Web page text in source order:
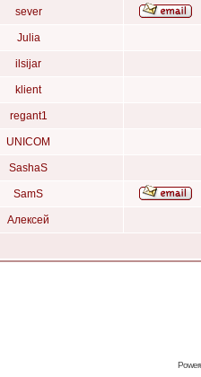
sever
Julia
ilsijar
klient
regant1
UNICOM
SashaS
SamS
Алексей